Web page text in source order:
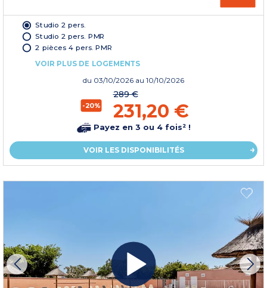
Studio 2 pers.
Studio 2 pers. PMR
2 pièces 4 pers. PMR
VOIR PLUS DE LOGEMENTS
du 03/10/2026 au 10/10/2026
-20%
289 €
231,20 €
Payez en 3 ou 4 fois² !
VOIR LES DISPONIBILITÉS